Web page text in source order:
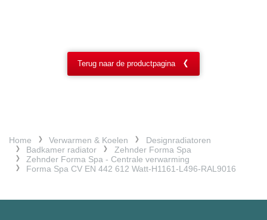
Terug naar de productpagina
Home Verwarmen & Koelen
Designradiatoren
Badkamer radiator
Zehnder Forma Spa
Zehnder Forma Spa - Centrale verwarming
Forma Spa CV EN 442 612 Watt-H1161-L496-RAL9016